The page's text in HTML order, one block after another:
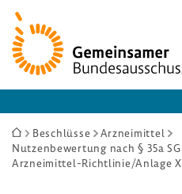
Zur
Startseite
Sie
sind
Beschlüsse
Arzneimittel
Nutzenbewertung nach § 35a